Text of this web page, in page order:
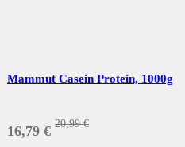
Mammut Casein Protein, 1000g
16,79 € 20,99 €